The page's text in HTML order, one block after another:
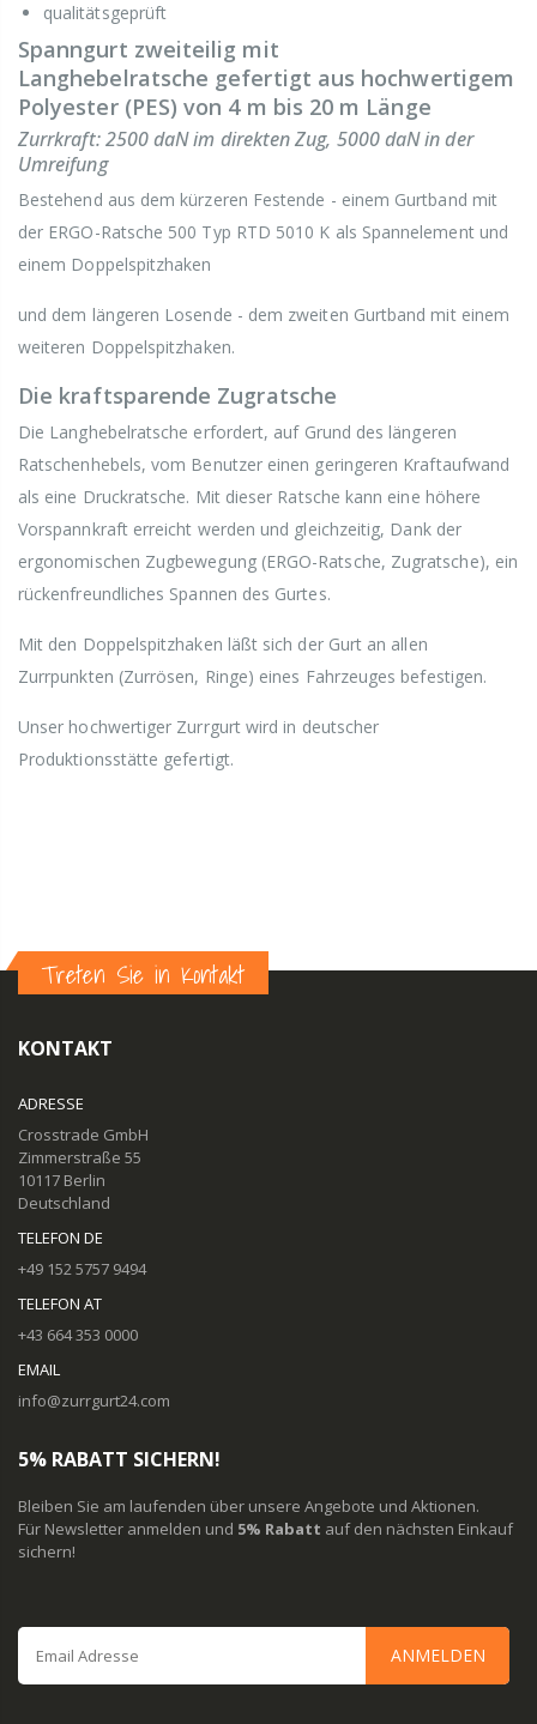
qualitätsgeprüft
Spanngurt zweiteilig mit
Langhebelratsche gefertigt aus hochwertigem
Polyester (PES) von 4 m bis 20 m Länge
Zurrkraft: 2500 daN im direkten Zug, 5000 daN in der
Umreifung
Bestehend aus dem kürzeren Festende - einem Gurtband mit
der ERGO-Ratsche 500 Typ RTD 5010 K als Spannelement und
einem Doppelspitzhaken
und dem längeren Losende - dem zweiten Gurtband mit einem
weiteren Doppelspitzhaken.
Die kraftsparende Zugratsche
Die Langhebelratsche erfordert, auf Grund des längeren
Ratschenhebels, vom Benutzer einen geringeren Kraftaufwand
als eine Druckratsche. Mit dieser Ratsche kann eine höhere
Vorspannkraft erreicht werden und gleichzeitig, Dank der
ergonomischen Zugbewegung (ERGO-Ratsche, Zugratsche), ein
rückenfreundliches Spannen des Gurtes.
Mit den Doppelspitzhaken läßt sich der Gurt an allen
Zurrpunkten (Zurrösen, Ringe) eines Fahrzeuges befestigen.
Unser hochwertiger Zurrgurt wird in deutscher
Produktionsstätte gefertigt.
Treten Sie in Kontakt
KONTAKT
ADRESSE
Crosstrade GmbH
Zimmerstraße 55
10117 Berlin
Deutschland
TELEFON DE
+49 152 5757 9494
TELEFON AT
+43 664 353 0000
EMAIL
info@zurrgurt24.com
5% RABATT SICHERN!
Bleiben Sie am laufenden über unsere Angebote und Aktionen.
Für Newsletter anmelden und 5% Rabatt auf den nächsten Einkauf
sichern!
ANMELDEN